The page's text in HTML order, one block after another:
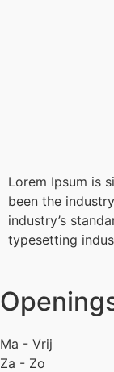
Lorem Ipsum is
been the
industry’s
typesetting
Ma - Vrij
Za - Zo